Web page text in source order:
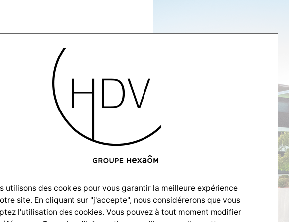
04-
utilisons des cookies pour vous garantir la meilleure expérience
site. En cliquant sur "j'accepte", nous considérerons que vous
l'utilisation des cookies. Vous pouvez à tout moment modifier